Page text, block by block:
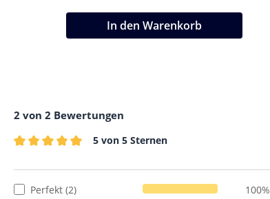
In den Warenkorb
2 von 2 Bewertungen
5 von 5 Sternen
Perfekt (2) 100%